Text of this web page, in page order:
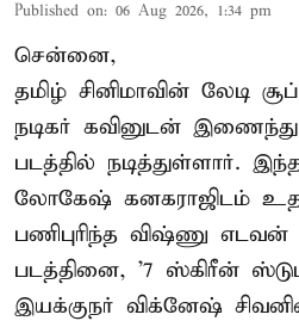
Published on: 06 Aug 2026, 1:34 pm
சென்னை,
தமிழ் சினிமாவின் லேடி
நடிகர் கவினுடன்
படத்தில் நடித்துள்ளார்.
லோகேஷ் கனகராஜிடம்
பணிபுரிந்த விஷ்ணு எடவன்
படத்தினை, '7 ஸ்கிரீன்
இயக்குநர் விக்னேஷ்